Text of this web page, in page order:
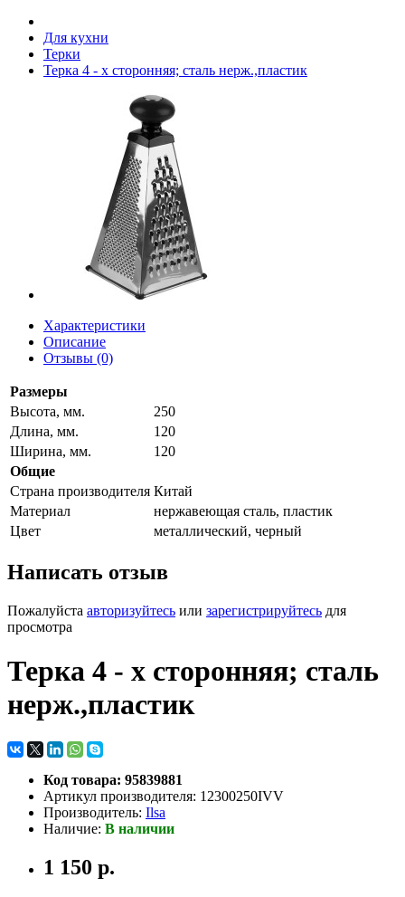
Для кухни
Терки
Терка 4 - х сторонняя; сталь нерж.,пластик
Характеристики
Описание
Отзывы (0)
Размеры
Высота, мм.
250
Длина, мм.
120
Ширина, мм.
120
Общие
Страна производителя Китай
Материал
нержавеющая сталь, пластик
Цвет
металлический, черный
Написать отзыв
Пожалуйста авторизуйтесь или зарегистрируйтесь для
просмотра
Терка 4 - х сторонняя; сталь
нерж.,пластик
Код товара: 95839881
Артикул производителя: 12300250IVV
Производитель: Ilsa
Наличие: В наличии
1 150 р.